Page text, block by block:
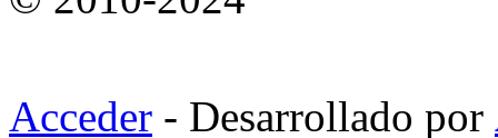
Acceder - Desarrollado por